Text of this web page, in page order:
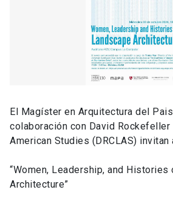
El Magíster en Arquitectura del
colaboración con David
American Studies (DRCLAS) invitan
“Women, Leadership, and
Architecture”